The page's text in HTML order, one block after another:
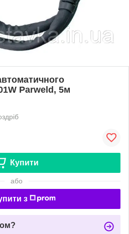
Parweld, 5м
Купити
або
з